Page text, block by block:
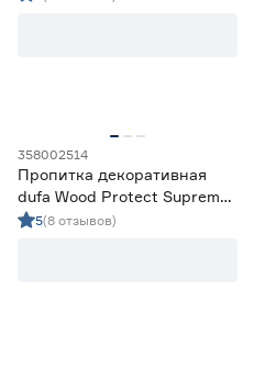
358002514
Пропитка декоративная
dufa Wood Protect Supreme
бесцветная 9 л
5(8 отзывов)